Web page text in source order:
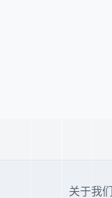
关于我们